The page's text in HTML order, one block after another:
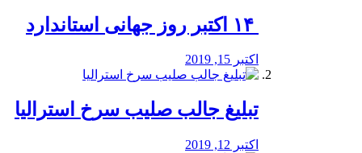
اکتبر 15, 2019
تبلیغ جالب صلیب سرخ استرالیا
اکتبر 12, 2019